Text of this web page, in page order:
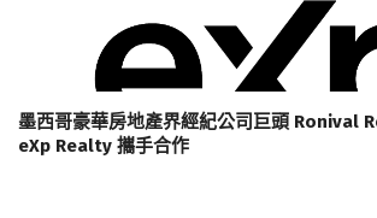
墨西哥豪華房地產界經紀公司巨頭 Ronival
eXp Realty 攜手合作